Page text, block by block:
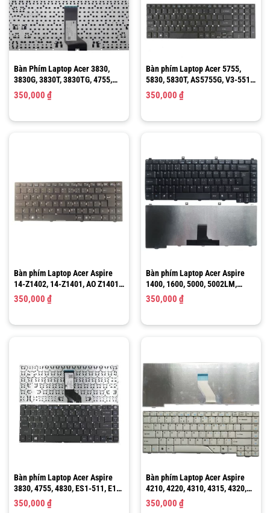
Bàn Phím Laptop Acer 3830,
3830G, 3830T, 3830TG, 4755,
4755G, 4830, 4830G, 4830T,
4830TG
350,000 ₫
Bàn phím Laptop Acer 5755,
5830, 5830T, AS5755G, V3-551,
V3-571, V3-731, V3-771, ES1-
571, Gateway NV55
350,000 ₫
Bàn phím Laptop Acer Aspire
14-Z1402, 14-Z1401, AO Z1401-
C2XW, 14 Z1401- C283 , Z1401-
C7EK
350,000 ₫
Bàn phím Laptop Acer Aspire
1400, 1600, 5000, 5002LM,
5040, 5600, Extensa, 2300, 2600,
3000
350,000 ₫
Bàn phím Laptop Acer Aspire
3830, 4755, 4830, ES1-511, E1-
470, E1-432, V3-431, V3-472,
V3-471, E1-430P
350,000 ₫
Bàn phím Laptop Acer Aspire
4210, 4220, 4310, 4315, 4320,
4510, 4520, 4520G, 4710, 4720,
4910, 4920
350,000 ₫